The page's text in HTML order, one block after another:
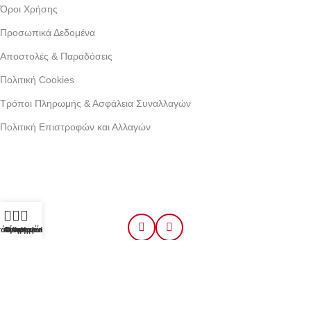
Όροι Xρήσης
Προσωπικά Δεδομένα
Αποστολές & Παραδόσεις
Πολιτική Cookies
Τρόποι Πληρωμής & Ασφάλεια Συναλλαγών
Πολιτική Επιστροφών και Αλλαγών
Φίλτρα
Αγαπημένα
Καλάθι
Ο λογαριασμός μου